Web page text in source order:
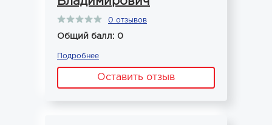
0 отзывов
Общий балл: 0
Подробнее
Оставить отзыв